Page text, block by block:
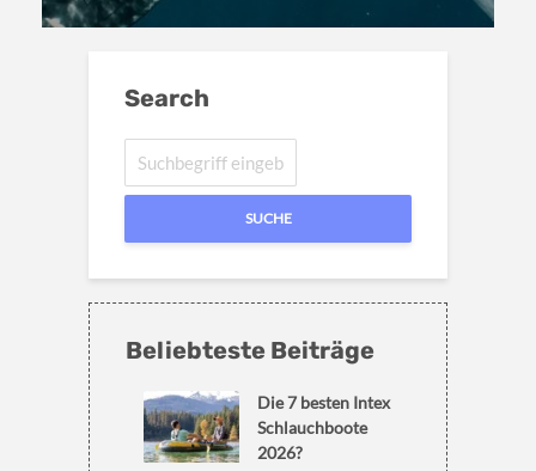
Search
SUCHE
Beliebteste Beiträge
Die 7 besten Intex
Schlauchboote
2026?